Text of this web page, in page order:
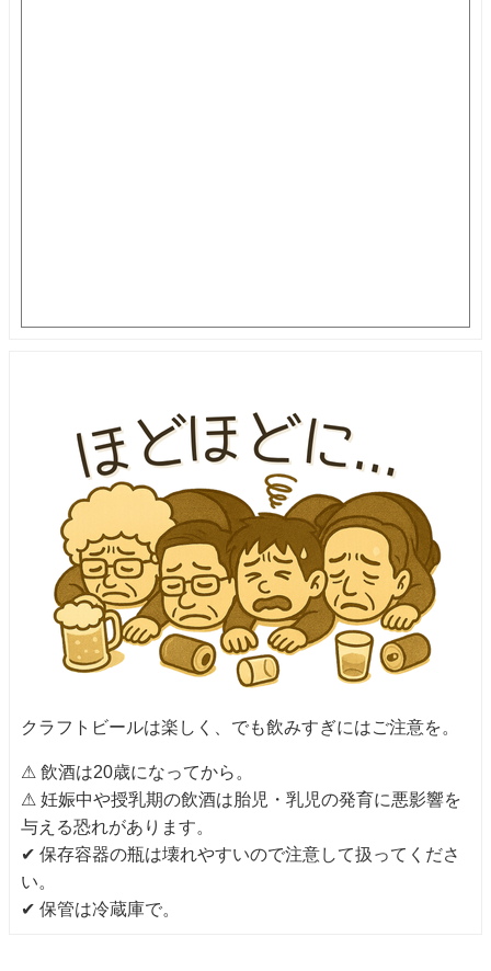
クラフトビールは楽しく、でも飲みすぎにはご注意を。
⚠ 飲酒は20歳になってから。
⚠ 妊娠中や授乳期の飲酒は胎児・乳児の発育に悪影響を
与える恐れがあります。
✔ 保存容器の瓶は壊れやすいので注意して扱ってくださ
い。
✔ 保管は冷蔵庫で。